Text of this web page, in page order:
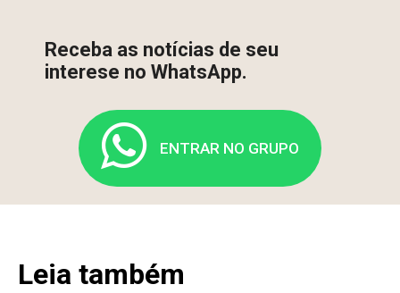
Receba as notícias de seu
interese no WhatsApp.
ENTRAR NO GRUPO
Leia também